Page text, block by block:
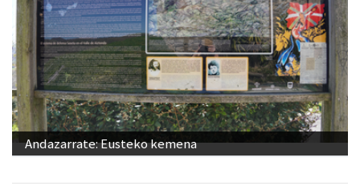
Andazarrate: Eusteko kemena